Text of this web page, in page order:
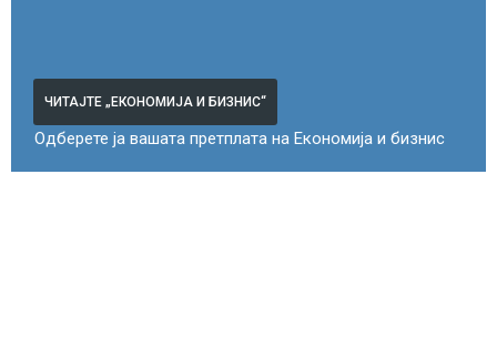
ЧИТАЈТЕ „ЕКОНОМИЈА И БИЗНИС“
Одберете ја вашата претплата на Економија и бизнис